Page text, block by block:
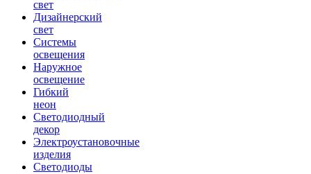
свет
Дизайнерский
свет
Системы
освещения
Наружное
освещение
Гибкий
неон
Светодиодный
декор
Электроустановочные
изделия
Светодиоды